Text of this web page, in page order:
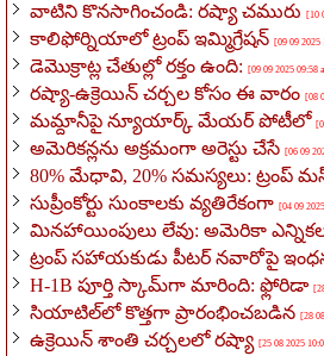
వాటిని కొనసాగించండి: రష్యా చమురు [10
కాలిఫోర్నియాలో ట్రంప్ ఇమ్మిగ్రేషన్ [09 09 2025
డెమొక్రాట్ల చేతుల్లో రక్తం ఉంది: [09 09 2025 09:58
రష్యా-ఉక్రెయిన్ చర్చల కోసం ఈ వారం [08
మమ్దానీపై న్యూయార్క్ మేయర్ పోటీలో
అమెరికన్లను అక్రమంగా అరెస్టు చేసే [06 09
80% మేధావి, 20% సమస్యలు: ట్రంప్
సుప్రీంకోర్టు సుంకాలకు వ్యతిరేకంగా [04 09
మినహాయింపులు లేవు: అమెరికా
ట్రంప్ సహాయకుడు పీటర్ నవారోపై
H-1B పూర్తి స్కామ్‌గా మారింది: ఫ్లోరిడా
సియాటిల్‌లో కొత్తగా ప్రారంభించబడిన [28
ఉక్రెయిన్ శాంతి చర్చలలో రష్యా [25 08 2025